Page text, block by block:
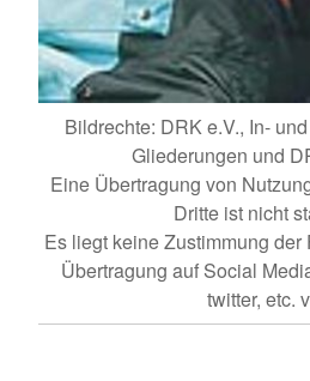
Bildrechte: DRK e.V., In-
Gliederungen und
Eine Übertragung von
Dritte ist nicht
Es liegt keine Zustimmung der
Übertragung auf Social
twitter, etc.